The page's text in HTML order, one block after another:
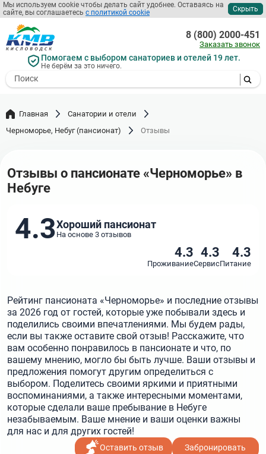
Мы используем cookie чтобы делать сайт удобнее. Оставаясь на
сайте, вы соглашаетесь с политикой cookie Скрыть
Перейти
к
основному
содержанию
Помогаем с выбором санаториев и отелей 19 лет.
Не берём за это ничего.
- I agree to the processing of my
8 (800) 2000-451
Заказать звонок
Главная
Санатории и отели
Черноморье, Небуг (пансионат)
Отзывы
Отзывы о пансионате «Черноморье» в
Небуге
4.3Хороший пансионат
На основе 3 отзывов
4.3
Проживание
4.3
Сервис
4.3
Питание
Рейтинг пансионата «Черноморье» и последние отзывы
за 2026 год от гостей, которые уже побывали здесь и
поделились своими впечатлениями. Мы будем рады,
если вы также оставите свой отзыв! Расскажите, что
вам особенно понравилось в пансионате и что, по
вашему мнению, могло бы быть лучше. Ваши отзывы и
предложения помогут другим определиться с
выбором. Поделитесь своими яркими и приятными
воспоминаниями, а также интересными моментами,
которые сделали ваше пребывание в Небуге
незабываемым. Ваше мнение и ваши оценки важны
для нас и для других гостей!
Оставить отзыв
Забронировать